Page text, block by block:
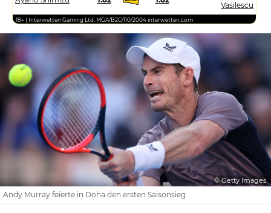
Vasilescu
18+ | Interwetten Gaming Ltd. MGA/B2C/110/2004 interwetten.com
© Getty Images
Andy Murray feierte in Doha den ersten Saisonsieg.